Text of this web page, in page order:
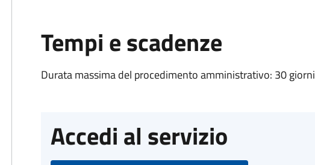
Tempi e scadenze
Durata massima del procedimento amministrativo: 30 giorni
Accedi al servizio